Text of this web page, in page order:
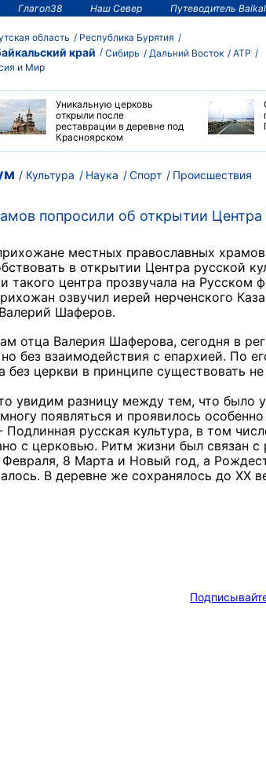
Глагол38 Наш Север Путеводитель
область Республика Бурятия
край Сибирь Дальний Восток
АТР
и Мир
Уникальную церковь
открыли после
реставрации в деревне под
Красноярском
Культура Наука Спорт Происшествия
попросили об открытии Центра
местных православных
в открытии Центра русской
такого центра прозвучала на Русском
озвучил иерей нерченского
Валерий Шаферов.
отца Валерия Шаферова, сегодня в
без взаимодействия с епархией. По
без церкви в принципе существовать
увидим разницу между тем, что было
появляться и проявилось
Подлинная русская культура, в том
с церковью. Ритм жизни был связан с
8 Марта и Новый год, а
В деревне же сохранялось до XX